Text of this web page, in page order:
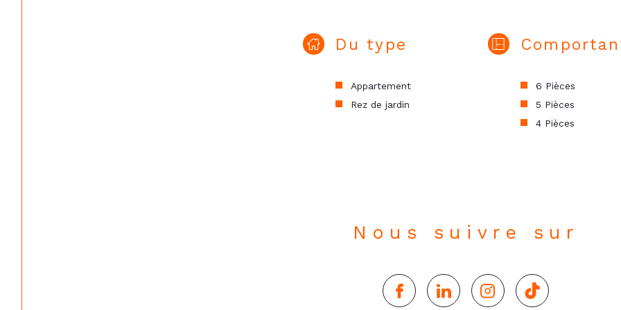
Du type
Appartement
Rez de jardin
6 Pièces
5 Pièces
4 Pièces
Nous suivre sur